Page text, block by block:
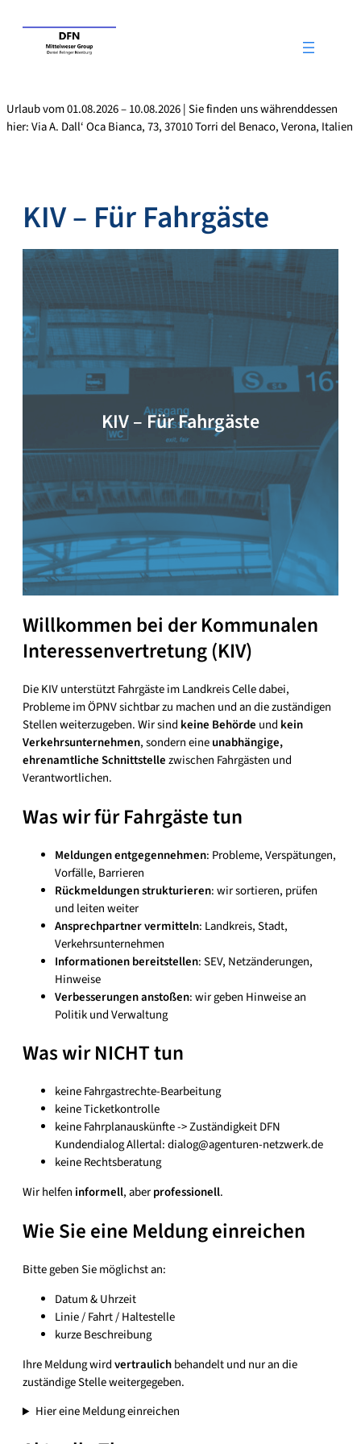
Inhalt
springen
Urlaub vom 01.08.2026 – 10.08.2026 | Sie finden uns währenddessen
hier: Via A. Dall‘ Oca Bianca, 73, 37010 Torri del Benaco, Verona, Italien
KIV – Für Fahrgäste
KIV – Für Fahrgäste
Willkommen bei der Kommunalen
Interessenvertretung (KIV)
Die KIV unterstützt Fahrgäste im Landkreis Celle dabei,
Probleme im ÖPNV sichtbar zu machen und an die zuständigen
Stellen weiterzugeben. Wir sind keine Behörde und kein
Verkehrsunternehmen, sondern eineunabhängige,
ehrenamtliche Schnittstellezwischen Fahrgästen und
Verantwortlichen.
Was wir für Fahrgäste tun
Meldungen entgegennehmen: Probleme, Verspätungen,
Vorfälle, Barrieren
Rückmeldungen strukturieren: wir sortieren, prüfen
und leiten weiter
Ansprechpartner vermitteln: Landkreis, Stadt,
Verkehrsunternehmen
Informationen bereitstellen: SEV, Netzänderungen,
Hinweise
Verbesserungen anstoßen: wir geben Hinweise an
Politik und Verwaltung
Was wir NICHT tun
keine Fahrgastrechte‑Bearbeitung
keine Ticketkontrolle
keine Fahrplanauskünfte -> Zuständigkeit DFN
Kundendialog Allertal: dialog@agenturen-netzwerk.de
keine Rechtsberatung
Wir helfen informell, aberprofessionell.
Wie Sie eine Meldung einreichen
Bitte geben Sie möglichst an:
Datum & Uhrzeit
Linie / Fahrt / Haltestelle
kurze Beschreibung
Ihre Meldung wirdvertraulichbehandelt und nur an die
zuständige Stelle weitergegeben.
Hier eine Meldung einreichen